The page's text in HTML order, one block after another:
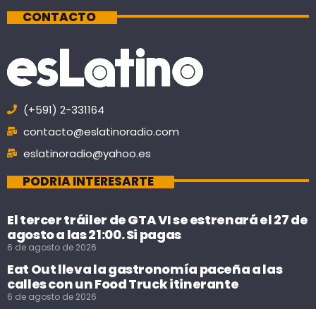
CONTACTO
(+591) 2-331164
contacto@eslatinoradio.com
eslatinoradio@yahoo.es
PODRÍA INTERESARTE
El tercer tráiler de GTA VI se estrenará el 27 de
agosto a las 21:00. Si pagas
6 de agosto de 2026
Eat Out lleva la gastronomía paceña a las
calles con un Food Truck itinerante
6 de agosto de 2026